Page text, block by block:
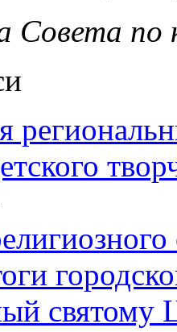
Совета по
святому